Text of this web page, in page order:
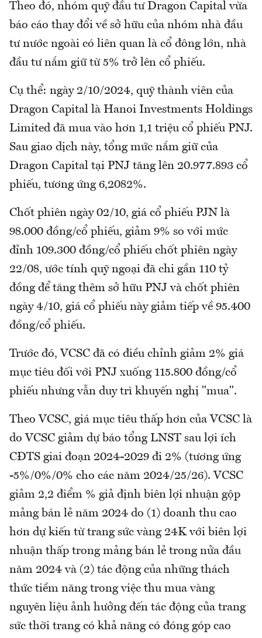
Theo đó, nhóm quỹ đầu tư Dragon Capital vừa
báo cáo thay đổi về sở hữu của nhóm nhà đầu
tư nước ngoài có liên quan là cổ đông lớn, nhà
đầu tư nắm giữ từ 5% trở lên cổ phiếu.
Cụ thể: ngày 2/10/2024, quỹ thành viên của
Dragon Capital là Hanoi Investments Holdings
Limited đã mua vào hơn 1,1 triệu cổ phiếu PNJ.
Sau giao dịch này, tổng mức nắm giữ của
Dragon Capital tại PNJ tăng lên 20.977.893 cổ
phiếu, tương ứng 6,2082%.
Chốt phiên ngày 02/10, giá cổ phiếu PJN là
98.000 đồng/cổ phiếu, giảm 9% so với mức
đỉnh 109.300 đồng/cổ phiếu chốt phiên ngày
22/08, ước tính quỹ ngoại đã chi gần 110 tỷ
đồng để tăng thêm sở hữu PNJ và chốt phiên
ngày 4/10, giá cổ phiếu này giảm tiếp về 95.400
đồng/cổ phiếu.
Trước đó, VCSC đã có điều chỉnh giảm 2% giá
mục tiêu đối với PNJ xuống 115.800 đồng/cổ
phiếu nhưng vẫn duy trì khuyến nghị "mua".
Theo VCSC, giá mục tiêu thấp hơn của VCSC là
do VCSC giảm dự báo tổng LNST sau lợi ích
CĐTS giai đoạn 2024-2029 đi 2% (tương ứng
-5%/0%/0% cho các năm 2024/25/26). VCSC
giảm 2,2 điểm % giả định biên lợi nhuận gộp
mảng bán lẻ năm 2024 do (1) doanh thu cao
hơn dự kiến từ trang sức vàng 24K với biên lợi
nhuận thấp trong mảng bán lẻ trong nửa đầu
năm 2024 và (2) tác động của những thách
thức tiềm năng trong việc thu mua vàng
nguyên liệu ảnh hưởng đến tác động của trang
sức thời trang có khả năng có đóng góp cao